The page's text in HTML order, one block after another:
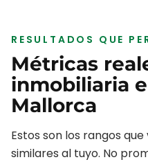
RESULTADOS QUE
Métricas
inmobiliaria
Mallorca
Estos son los rangos
similares al tuyo. No